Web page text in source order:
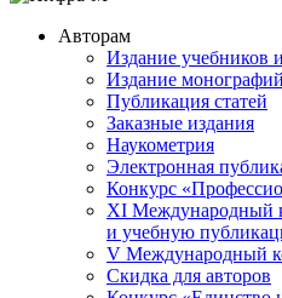
Авторам
Издание учебников
Издание монографий
Публикация статей
Заказные издания
Наукометрия
Электронная
Конкурс
XI Международный
и учебную
V Международный
Скидка для авторов